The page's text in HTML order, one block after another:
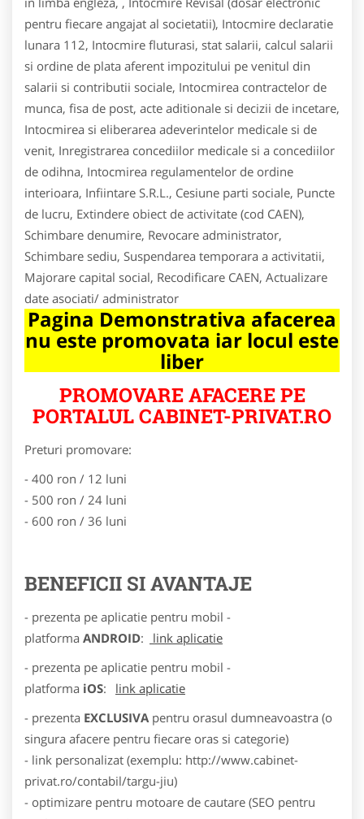
pentru fiecare angajat al societatii), Intocmire declaratie
lunara 112, Intocmire fluturasi, stat salarii, calcul salarii
si ordine de plata aferent impozitului pe venitul din
salarii si contributii sociale, Intocmirea contractelor de
munca, fisa de post, acte aditionale si decizii de incetare,
Intocmirea si eliberarea adeverintelor medicale si de
venit, Inregistrarea concediilor medicale si a concediilor
de odihna, Intocmirea regulamentelor de ordine
interioara, Infiintare S.R.L., Cesiune parti sociale, Puncte
de lucru, Extindere obiect de activitate (cod CAEN),
Schimbare denumire, Revocare administrator,
Schimbare sediu, Suspendarea temporara a activitatii,
Majorare capital social, Recodificare CAEN, Actualizare
date asociati/ administrator
Pagina Demonstrativa afacerea
nu este promovata iar locul este
liber
PROMOVARE AFACERE PE
PORTALUL CABINET-PRIVAT.RO
Preturi promovare:
- 400 ron / 12 luni
- 500 ron / 24 luni
- 600 ron / 36 luni
BENEFICII SI AVANTAJE
- prezenta pe aplicatie pentru mobil -
platforma ANDROID:
link aplicatie
- prezenta pe aplicatie pentru mobil -
platforma iOS:
link aplicatie
- prezenta EXCLUSIVA pentru orasul dumneavoastra (o
singura afacere pentru fiecare oras si categorie)
- link personalizat (exemplu: http://www.cabinet-
privat.ro/contabil/targu-jiu)
- optimizare pentru motoare de cautare (SEO pentru